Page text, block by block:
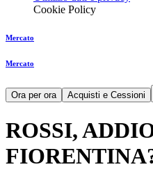
Cookie Policy
Mercato
Mercato
Ora per ora Acquisti e Cessioni
ROSSI,